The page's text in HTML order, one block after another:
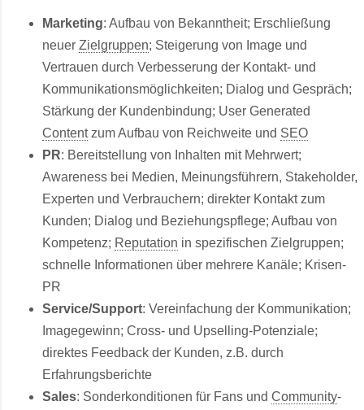
Marketing: Aufbau von Bekanntheit; Erschließung
neuer Zielgruppen; Steigerung von Image und
Vertrauen durch Verbesserung der Kontakt- und
Kommunikationsmöglichkeiten; Dialog und Gespräch;
Stärkung der Kundenbindung; User Generated
Contentzum Aufbau von Reichweite und SEO
PR: Bereitstellung von Inhalten mit Mehrwert;
Awareness bei Medien, Meinungsführern, Stakeholder,
Experten und Verbrauchern; direkter Kontakt zum
Kunden; Dialog und Beziehungspflege; Aufbau von
Kompetenz; Reputation in spezifischen Zielgruppen;
schnelle Informationen über mehrere Kanäle; Krisen-
PR
Service/Support: Vereinfachung der Kommunikation;
Imagegewinn; Cross- und Upselling-Potenziale;
direktes Feedback der Kunden, z.B. durch
Erfahrungsberichte
Sales: Sonderkonditionen für Fans und Community-